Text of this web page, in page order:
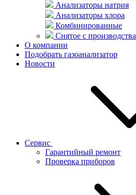
Анализаторы натрия
Анализаторы хлора
Комбинированные
Снятое с производства
О компании
Подобрать газоанализатор
Новости
Сервис
Гарантийный ремонт
Проверка приборов